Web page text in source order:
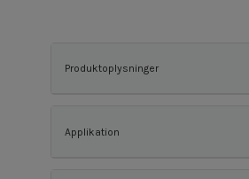
Produktoplysninger
Applikation